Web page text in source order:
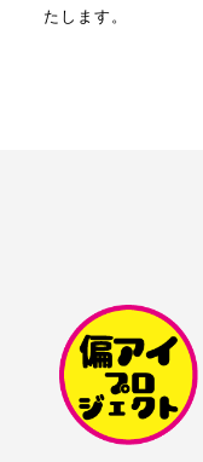
たします。